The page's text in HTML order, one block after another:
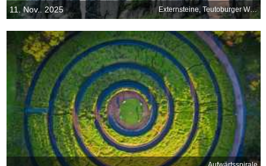
11. Nov.. 2025 Externsteine, Teutoburger Wald, Nordrhein-Westfalen